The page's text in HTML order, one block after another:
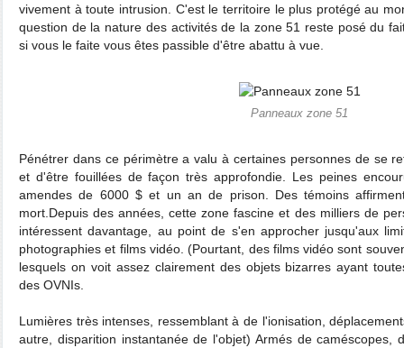
vivement à toute intrusion. C'est le territoire le plus protégé au
question de la nature des activités de la zone 51 reste posé du
si vous le faite vous êtes passible d'être abattu à vue.
Panneaux zone 51
Pénétrer dans ce périmètre a valu à certaines personnes de se
et d'être fouillées de façon très approfondie. Les peines
amendes de 6000 $ et un an de prison. Des témoins
mort.Depuis des années, cette zone fascine et des milliers de
intéressent davantage, au point de s'en approcher jusqu'aux
photographies et films vidéo. (Pourtant, des films vidéo sont
lesquels on voit assez clairement des objets bizarres ayant
des OVNIs.
Lumières très intenses, ressemblant à de l'ionisation,
autre, disparition instantanée de l'objet) Armés de caméscopes,